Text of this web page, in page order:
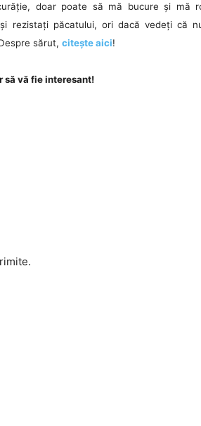
doar poate să mă bucure și mă
rezistați păcatului, ori dacă vedeți că
sărut, citește aici!
să vă fie interesant!